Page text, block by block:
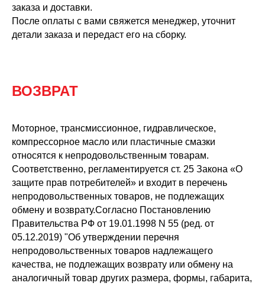
заказа и доставки.
После оплаты с вами свяжется менеджер, уточнит
детали заказа и передаст его на сборку.
ВОЗВРАТ
Моторное, трансмиссионное, гидравлическое,
компрессорное масло или пластичные смазки
относятся к непродовольственным товарам.
Соответственно, регламентируется ст. 25 Закона «О
защите прав потребителей» и входит в перечень
непродовольственных товаров, не подлежащих
обмену и возврату.Согласно Постановлению
Правительства РФ от 19.01.1998 N 55 (ред. от
05.12.2019) "Об утверждении перечня
непродовольственных товаров надлежащего
качества, не подлежащих возврату или обмену на
аналогичный товар других размера, формы, габарита,